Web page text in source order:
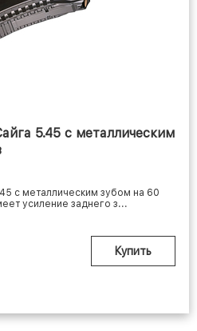
5.45 с металлическим
с металлическим зубом на 60
усиление заднего з...
Купить